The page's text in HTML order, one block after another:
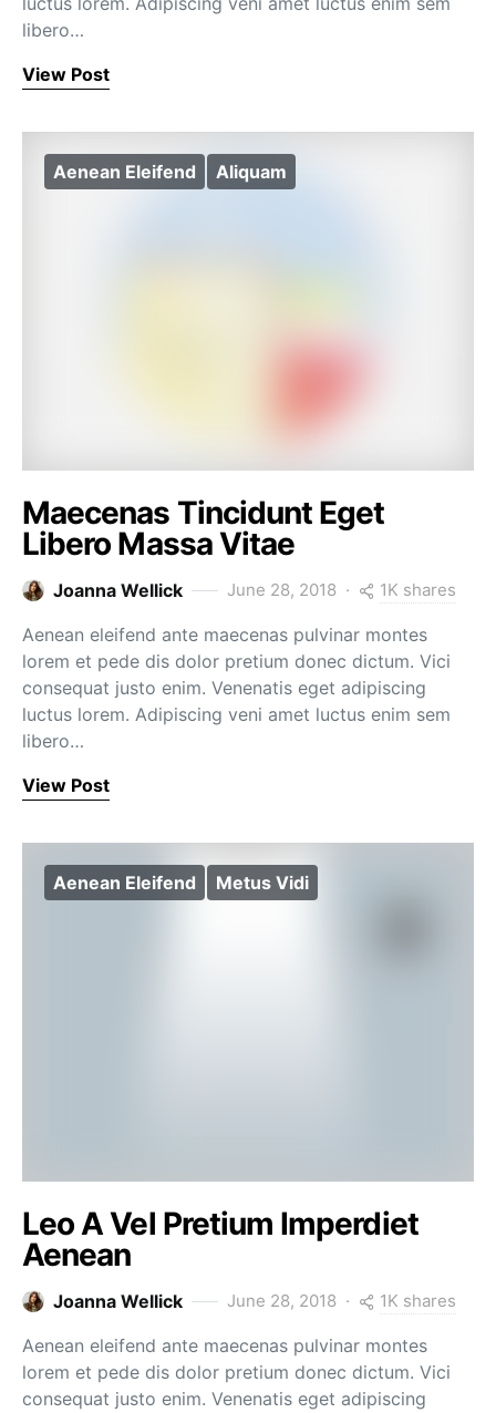
libero…
View Post
Aenean Eleifend Aliquam
Maecenas Tincidunt Eget
Libero Massa Vitae
Joanna Wellick June 28, 2018 1K shares
Aenean eleifend ante maecenas pulvinar montes
lorem et pede dis dolor pretium donec dictum. Vici
consequat justo enim. Venenatis eget adipiscing
luctus lorem. Adipiscing veni amet luctus enim sem
libero…
View Post
Aenean Eleifend Metus Vidi
Leo A Vel Pretium Imperdiet
Aenean
Joanna Wellick June 28, 2018 1K shares
Aenean eleifend ante maecenas pulvinar montes
lorem et pede dis dolor pretium donec dictum. Vici
consequat justo enim. Venenatis eget adipiscing